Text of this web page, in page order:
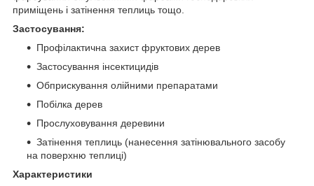
приміщень і затінення теплиць тощо.
Застосування:
Профілактична захист фруктових дерев
Застосування інсектицидів
Обприскування олійними препаратами
Побілка дерев
Прослуховування деревини
Затінення теплиць (нанесення затінювального засобу
на поверхню теплиці)
Характеристики